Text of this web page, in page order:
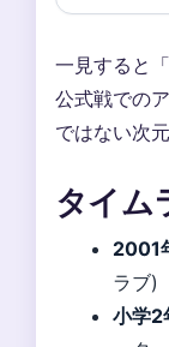
一見すると
公式戦での
ではない次
タイム
2001
ラブ)
小学2